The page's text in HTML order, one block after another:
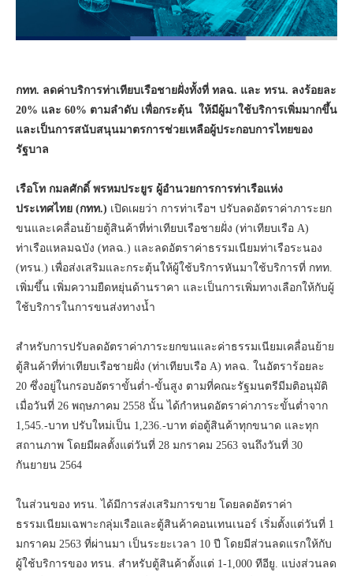
กทท. ลดค่าบริการท่าเทียบเรือชายฝั่งทั้งที่ ทลฉ. และ ทรน. ลงร้อยละ
20% และ 60% ตามลำดับ เพื่อกระตุ้น ให้มีผู้มาใช้บริการเพิ่มมากขึ้น
และเป็นการสนับสนุนมาตรการช่วยเหลือผู้ประกอบการไทยของ
รัฐบาล
เรือโท กมลศักดิ์ พรหมประยูร ผู้อำนวยการการท่าเรือแห่ง
ประเทศไทย (กทท.) เปิดเผยว่า การท่าเรือฯ ปรับลดอัตราค่าภาระยก
ขนและเคลื่อนย้ายตู้สินค้าที่ท่าเทียบเรือชายฝั่ง (ท่าเทียบเรือ A)
ท่าเรือแหลมฉบัง (ทลฉ.) และลดอัตราค่าธรรมเนียมท่าเรือระนอง
(ทรน.) เพื่อส่งเสริมและกระตุ้นให้ผู้ใช้บริการหันมาใช้บริการที่ กทท.
เพิ่มขึ้น เพิ่มความยืดหยุ่นด้านราคา และเป็นการเพิ่มทางเลือกให้กับผู้
ใช้บริการในการขนส่งทางน้ำ
สำหรับการปรับลดอัตราค่าภาระยกขนและค่าธรรมเนียมเคลื่อนย้าย
ตู้สินค้าที่ท่าเทียบเรือชายฝั่ง (ท่าเทียบเรือ A) ทลฉ. ในอัตราร้อยละ
20 ซึ่งอยู่ในกรอบอัตราขั้นต่ำ-ขั้นสูง ตามที่คณะรัฐมนตรีมีมติอนุมัติ
เมื่อวันที่ 26 พฤษภาคม 2558 นั้น ได้กำหนดอัตราค่าภาระขั้นต่ำจาก
1,545.-บาท ปรับใหม่เป็น 1,236.-บาท ต่อตู้สินค้าทุกขนาด และทุก
สถานภาพ โดยมีผลตั้งแต่วันที่ 28 มกราคม 2563 จนถึงวันที่ 30
กันยายน 2564
ในส่วนของ ทรน. ได้มีการส่งเสริมการขาย โดยลดอัตราค่า
ธรรมเนียมเฉพาะกลุ่มเรือและตู้สินค้าคอนเทนเนอร์ เริ่มตั้งแต่วันที่ 1
มกราคม 2563 ที่ผ่านมา เป็นระยะเวลา 10 ปี โดยมีส่วนลดแรกให้กับ
ผู้ใช้บริการของ ทรน. สำหรับตู้สินค้าตั้งแต่ 1-1,000 ทีอียู. แบ่งส่วนลด